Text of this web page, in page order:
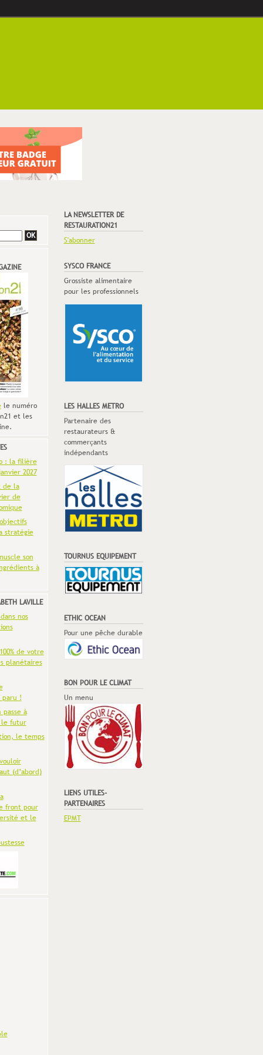
le numéro
et les
: la filière
2027
de la
de
stratégie
son
à
LAVILLE
nos
de votre
planétaires
paru !
passe à
le futur
le temps
(d’abord)
front pour
et le
LA NEWSLETTER DE
RESTAURATION21
S'abonner
SYSCO FRANCE
Grossiste alimentaire
pour les professionnels
LES HALLES METRO
Partenaire des
restaurateurs &
commerçants
indépendants
TOURNUS EQUIPEMENT
ETHIC OCEAN
Pour une pêche durable
BON POUR LE CLIMAT
Un menu
LIENS UTILES-
PARTENAIRES
EPMT